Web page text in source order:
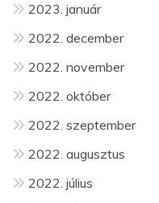
2023. január
2022. december
2022. november
2022. október
2022. szeptember
2022. augusztus
2022. július